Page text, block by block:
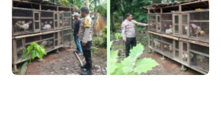
Sinergitas dengan Insan Pers, Komunitas dan Mahasiswa
PLN Selat Panjang Minta Maaf, Janji Datangkan Mesin Sewa
Atasi Pemadaman di Merbau.